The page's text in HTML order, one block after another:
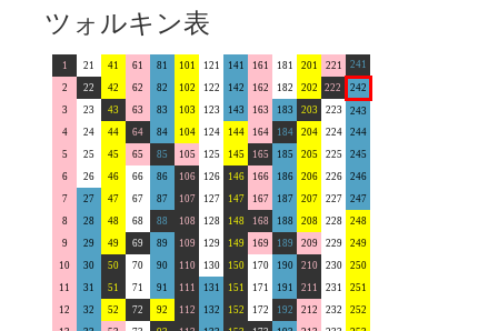
ツォルキン表
1 21 41 61 81 101 121 141 161 181 201 221 241
2 22 42 62 82 102 122 142 162 182 202 222
242
3
23 43 63 83 103 123 143 163 183 203 223
243
4
24 44 64 84 104 124 144 164 184 204 224
244
5
25 45 65 85 105 125 145 165 185 205 225
245
6
26 46 66 86 106 126 146 166 186 206 226
246
7
27 47 67 87 107 127 147 167 187 207 227
247
8
28 48 68 88 108 128 148 168 188 208 228
248
9
29 49 69 89 109 129 149 169 189 209 229
249
10
30 50 70 90 110 130 150 170 190 210 230
250
11
31 51 71 91 111 131 151 171 191 211 231
251
12
32 52 72 92 112 132 152 172 192 212 232
252